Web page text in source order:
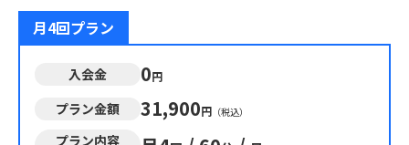
月4回プラン
入会金 0円
プラン金額 31,900円 （税込）
プラン内容